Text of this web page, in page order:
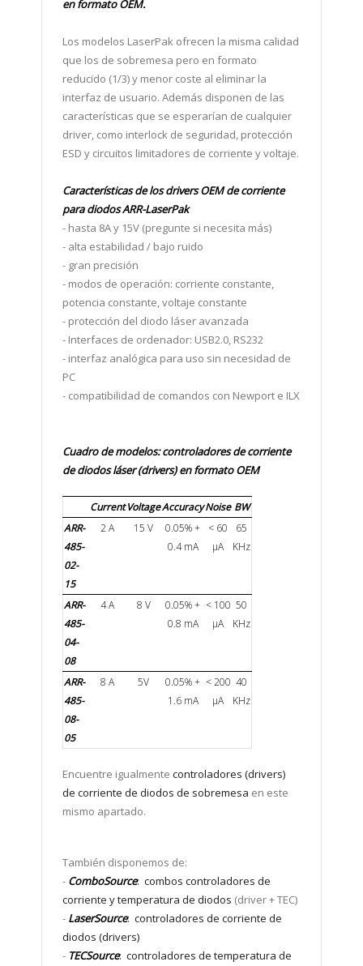
en formato OEM.
Los modelos LaserPak ofrecen la misma calidad
que los de sobremesa pero en formato
reducido (1/3) y menor coste al eliminar la
interfaz de usuario. Además disponen de las
características que se esperarían de cualquier
driver, como interlock de seguridad, protección
ESD y circuitos limitadores de corriente y voltaje.
Características de los drivers OEM de corriente
para diodos ARR-LaserPak
- hasta 8A y 15V (pregunte si necesita más)
- alta estabilidad / bajo ruido
- gran precisión
- modos de operación: corriente constante,
potencia constante, voltaje constante
- protección del diodo láser avanzada
- Interfaces de ordenador: USB2.0, RS232
- interfaz analógica para uso sin necesidad de
PC
- compatibilidad de comandos con Newport e ILX
Cuadro de modelos:controladores de corriente
de diodos láser (drivers)en formato OEM
Current VoltageAccuracyNoise BW
ARR-
485-
02-
15
2 A 15 V
0.05% +
0.4 mA
< 60
µA
65
KHz
ARR-
485-
04-
08
4 A 8 V
0.05% +
0.8 mA
< 100
µA
50
KHz
ARR-
485-
08-
05
8 A 5V
0.05% +
1.6 mA
< 200
µA
40
KHz
Encuentre igualmentecontroladores (drivers)
de corriente de diodos de sobremesa en este
mismo apartado.
También disponemos de:
- ComboSource: combos controladores de
corriente y temperatura de diodos (driver + TEC)
- LaserSource: controladores de corriente de
diodos (drivers)
- TECSource: controladores de temperatura de